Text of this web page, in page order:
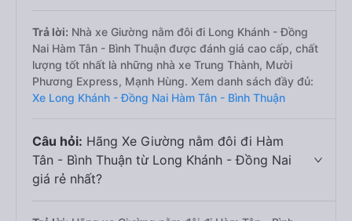
Trả lời: Nhà xe Giường nằm đôi đi Long Khánh - Đồng
Nai Hàm Tân - Bình Thuận được đánh giá cao cấp, chất
lượng tốt nhất là những nhà xe Trung Thành, Mười
Phương Express, Mạnh Hùng. Xem danh sách đầy đủ:
Xe Long Khánh - Đồng Nai Hàm Tân - Bình Thuận
Câu hỏi: Hãng Xe Giường nằm đôi đi Hàm
Tân - Bình Thuận từ Long Khánh - Đồng Nai
giá rẻ nhất?